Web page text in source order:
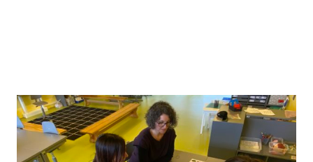
Elmiger
[Interview]